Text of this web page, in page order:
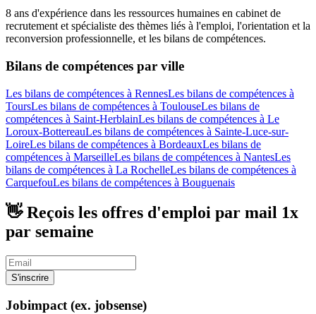
8 ans d'expérience dans les ressources humaines en cabinet de
recrutement et spécialiste des thèmes liés à l'emploi, l'orientation et la
reconversion professionnelle, et les bilans de compétences.
Bilans de compétences par ville
Les bilans de compétences à RennesLes bilans de compétences à
ToursLes bilans de compétences à ToulouseLes bilans de
compétences à Saint-HerblainLes bilans de compétences à Le
Loroux-BottereauLes bilans de compétences à Sainte-Luce-sur-
LoireLes bilans de compétences à BordeauxLes bilans de
compétences à MarseilleLes bilans de compétences à NantesLes
bilans de compétences à La RochelleLes bilans de compétences à
CarquefouLes bilans de compétences à Bouguenais
👋 Reçois les offres d'emploi par mail 1x
par semaine
S'inscrire
Jobimpact (ex. jobsense)